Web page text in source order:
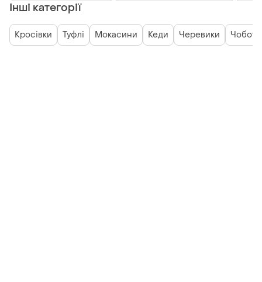
Інші категорії
Кросівки Туфлі Мокасини Кеди Черевики Чоботи